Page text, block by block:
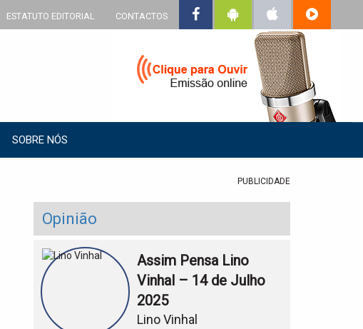
ESTATUTO EDITORIAL CONTACTOS
SOBRE NÓS
PUBLICIDADE
Opinião
Assim Pensa Lino
Vinhal – 14 de Julho
2025
Lino Vinhal